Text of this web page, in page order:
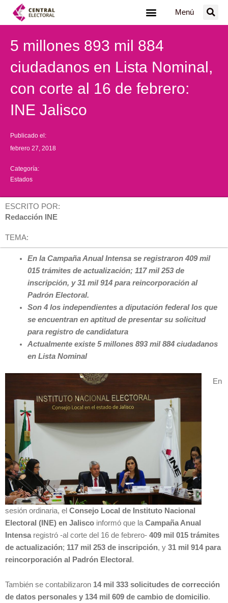
Menú
5 millones 893 mil 884
ciudadanos en Lista Nominal,
con corte al 16 de febrero:
INE Jalisco
Publicado el:
febrero 27, 2018
Categoría:
Estados
ESCRITO POR:
Redacción INE
TEMA:
En la Campaña Anual Intensa se registraron 409 mil
015 trámites de actualización; 117 mil 253 de
inscripción, y 31 mil 914 para reincorporación al
Padrón Electoral.
Son 4 los independientes a diputación federal los que
se encuentran en aptitud de presentar su solicitud
para registro de candidatura
Actualmente existe 5 millones 893 mil 884 ciudadanos
en Lista Nominal
En
sesión ordinaria, el Consejo Local de Instituto Nacional
Electoral (INE) en Jalisco informó que la Campaña Anual
Intensa registró -al corte del 16 de febrero- 409 mil 015 trámites
de actualización; 117 mil 253 de inscripción, y 31 mil 914 para
reincorporación al Padrón Electoral .
También se contabilizaron 14 mil 333 solicitudes de corrección
de datos personales y 134 mil 609 de cambio de domicilio.